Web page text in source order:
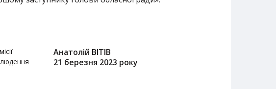
Анатолій ВІТІВ
21 березня 2023 року